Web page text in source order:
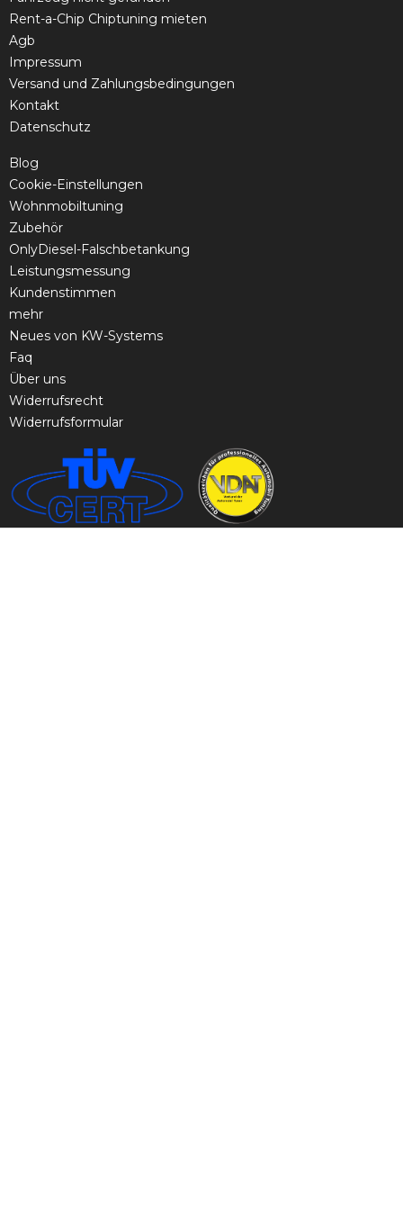
Rent-a-Chip Chiptuning mieten
Agb
Impressum
Versand und Zahlungsbedingungen
Kontakt
Datenschutz
Blog
Cookie-Einstellungen
Wohnmobiltuning
Zubehör
OnlyDiesel-Falschbetankung
Leistungsmessung
Kundenstimmen
mehr
Neues von KW-Systems
Faq
Über uns
Widerrufsrecht
Widerrufsformular